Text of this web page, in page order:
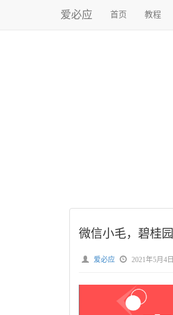
爱必应 首页 教程
微信小毛，碧桂园
爱必应 2021年5月4日